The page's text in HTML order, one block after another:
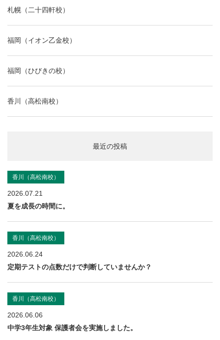
札幌（二十四軒校）
福岡（イオン乙金校）
福岡（ひびきの校）
香川（高松南校）
最近の投稿
香川（高松南校）
2026.07.21
夏を成長の時間に。
香川（高松南校）
2026.06.24
定期テストの点数だけで判断していませんか？
香川（高松南校）
2026.06.06
中学3年生対象 保護者会を実施しました。